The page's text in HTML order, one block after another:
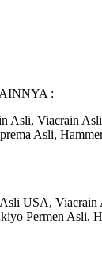
:
Asli, Viacrain
Asli,
USA, Viacrain
Permen Asli,